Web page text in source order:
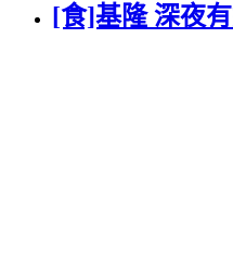
[食]基隆 深夜